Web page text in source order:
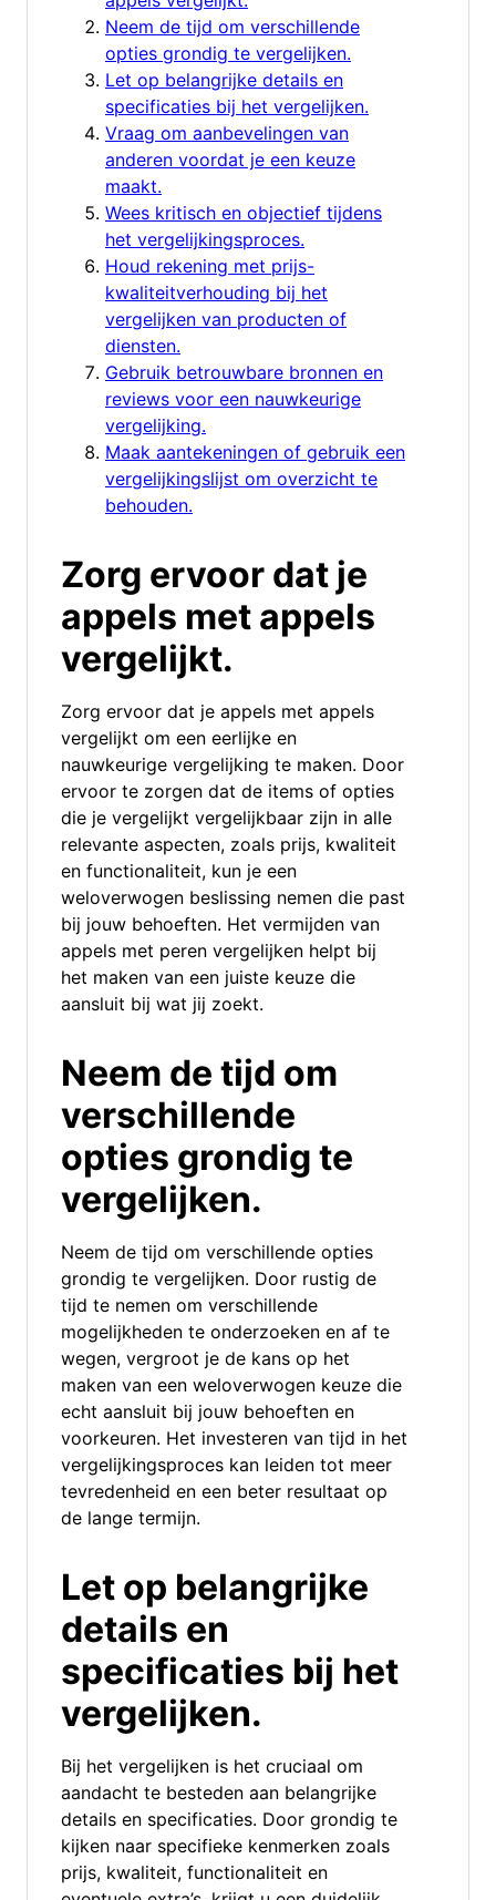
Neem de tijd om verschillende
opties grondig te vergelijken.
Let op belangrijke details en
specificaties bij het vergelijken.
Vraag om aanbevelingen van
anderen voordat je een keuze
maakt.
Wees kritisch en objectief tijdens
het vergelijkingsproces.
Houd rekening met prijs-
kwaliteitverhouding bij het
vergelijken van producten of
diensten.
Gebruik betrouwbare bronnen en
reviews voor een nauwkeurige
vergelijking.
Maak aantekeningen of gebruik een
vergelijkingslijst om overzicht te
behouden.
Zorg ervoor dat je
appels met appels
vergelijkt.
Zorg ervoor dat je appels met appels
vergelijkt om een eerlijke en
nauwkeurige vergelijking te maken. Door
ervoor te zorgen dat de items of opties
die je vergelijkt vergelijkbaar zijn in alle
relevante aspecten, zoals prijs, kwaliteit
en functionaliteit, kun je een
weloverwogen beslissing nemen die past
bij jouw behoeften. Het vermijden van
appels met peren vergelijken helpt bij
het maken van een juiste keuze die
aansluit bij wat jij zoekt.
Neem de tijd om
verschillende
opties grondig te
vergelijken.
Neem de tijd om verschillende opties
grondig te vergelijken. Door rustig de
tijd te nemen om verschillende
mogelijkheden te onderzoeken en af te
wegen, vergroot je de kans op het
maken van een weloverwogen keuze die
echt aansluit bij jouw behoeften en
voorkeuren. Het investeren van tijd in het
vergelijkingsproces kan leiden tot meer
tevredenheid en een beter resultaat op
de lange termijn.
Let op belangrijke
details en
specificaties bij het
vergelijken.
Bij het vergelijken is het cruciaal om
aandacht te besteden aan belangrijke
details en specificaties. Door grondig te
kijken naar specifieke kenmerken zoals
prijs, kwaliteit, functionaliteit en